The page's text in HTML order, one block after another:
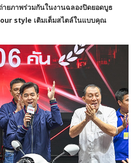
ยภาพร่วมกันในงานฉลองปิดยอดบูธ
style เติมเต็มสไตล์ในแบบคุณ